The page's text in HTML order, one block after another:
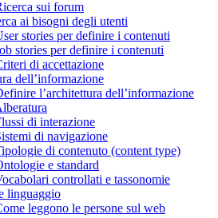
sui forum
ai bisogni degli utenti
stories per definire i contenuti
stories per definire i contenuti
di accettazione
dell’informazione
l’architettura dell’informazione
di interazione
di navigazione
di contenuto (content type)
e standard
controllati e tassonomie
linguaggio
leggono le persone sul web